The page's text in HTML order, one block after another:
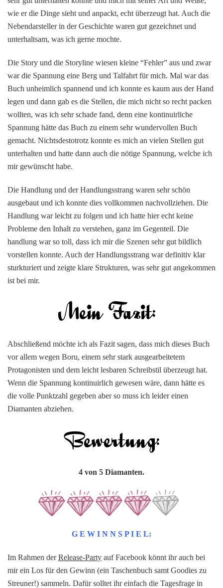
wie er die Dinge sieht und anpackt, echt überzeugt hat. Auch die
Nebendarsteller in der Geschichte waren gut gezeichnet und
unterhaltsam, was ich gerne mochte.
Die Story und die Storyline wiesen kleine “Fehler” aus und zwar
war die Spannung eine Berg und Talfahrt für mich. Mal war das
Buch unheimlich spannend und ich konnte es kaum aus der Hand
legen und dann gab es die Stellen, die mich nicht so recht packen
wollten, was ich sehr schade fand, denn eine kontinuirliche
Spannung hätte das Buch zu einem sehr wundervollen Buch
gemacht. Nichtsdestotrotz konnte es mich an vielen Stellen gut
unterhalten und hatte dann auch die nötige Spannung, welche ich
mir gewünscht habe.
Die Handlung und der Handlungsstrang waren sehr schön
ausgebaut und ich konnte dies vollkommen nachvollziehen. Die
Handlung war leicht zu folgen und ich hatte hier echt keine
Probleme den Inhalt zu verstehen, ganz im Gegenteil. Die
handlung war so toll, dass ich mir die Szenen sehr gut bildlich
vorstellen konnte. Auch der Handlungsstrang war definitiv klar
sturkturiert und zeigte klare Strukturen, was sehr gut angekommen
ist bei mir.
Abschließend möchte ich als Fazit sagen, dass mich dieses Buch
vor allem wegen Boru, einem sehr stark ausgearbeitetem
Protagonisten und dem leicht lesbaren Schreibstil überzeugt hat.
Wenn die Spannung kontinuirlich gewesen wäre, dann hätte es
die volle Punktzahl gegeben aber so muss ich leider einen
Diamanten abziehen.
4 von 5 Diamanten.
G E W I N N S P I E L:
Im Rahmen derRelease-Party auf Facebook könnt ihr auch bei
mir ein Los für den Gewinn (ein Taschenbuch samt Goodies zu
Streuner!) sammeln. Dafür solltet ihr einfach die Tagesfrage in